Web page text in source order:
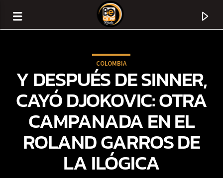
COLOMBIA
Y DESPUÉS DE SINNER,
CAYÓ DJOKOVIC: OTRA
CAMPANADA EN EL
ROLAND GARROS DE
LA ILÓGICA